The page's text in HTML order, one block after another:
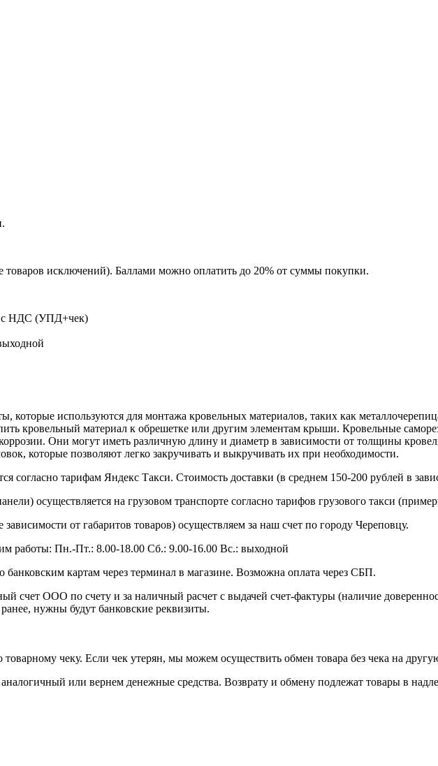
исключений). Баллами можно оплатить до 20% от суммы покупки.
с НДС (УПД+чек)
которые используются для монтажа кровельных материалов, таких как
кровельный материал к обрешетке или другим элементам крыши. Кровельные
коррозии. Они могут иметь различную длину и диаметр в зависимости от толщины
которые позволяют легко закручивать и выкручивать их при необходимости.
согласно тарифам Яндекс Такси. Стоимость доставки (в среднем 150-200 рублей в
осуществляется на грузовом транспорте согласно тарифов грузового такси
зависимости от габаритов товаров) осуществляем за наш счет по городу Череповцу.
работы: Пн.-Пт.: 8.00-18.00 Сб.: 9.00-16.00 Вс.: выходной
банковским картам через терминал в магазине. Возможна оплата через СБП.
счет ООО по счету и за наличный расчет с выдачей счет-фактуры (наличие
нужны будут банковские реквизиты.
чеку. Если чек утерян, мы можем осуществить обмен товара без чека на
аналогичный или вернем денежные средства. Возврату и обмену подлежат товары в